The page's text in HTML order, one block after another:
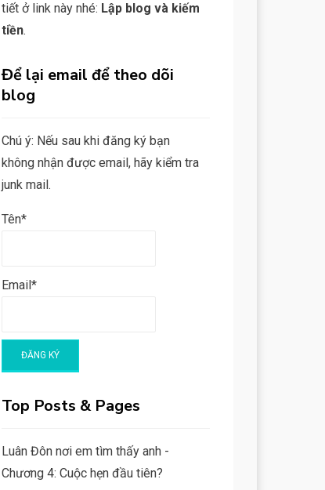
tiết ở link này nhé: Lập blog và kiếm
tiền.
Để lại email để theo dõi
blog
Chú ý: Nếu sau khi đăng ký bạn
không nhận được email, hãy kiểm tra
junk mail.
Tên*
Email*
Top Posts & Pages
Luân Đôn nơi em tìm thấy anh -
Chương 4: Cuộc hẹn đầu tiên?